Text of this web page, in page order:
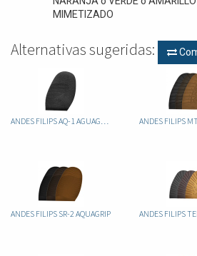
MIMETIZADO
Alternativas sugeridas:
ANDES FILIPS AQ-1 AGUAGRIP
ANDES FILIPS SR-2 AQUAGRIP